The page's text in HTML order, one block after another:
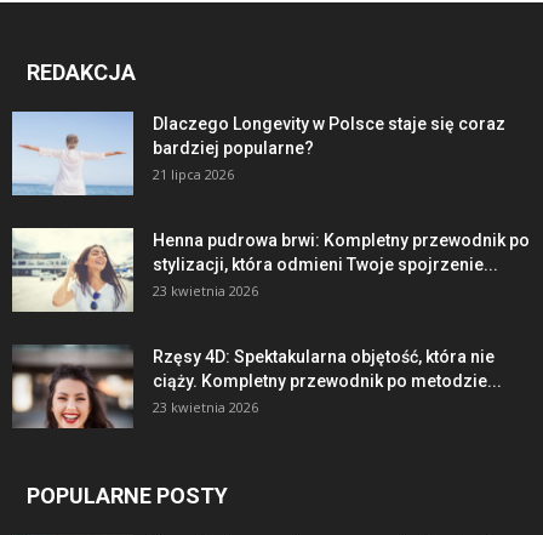
REDAKCJA
Dlaczego Longevity w Polsce staje się coraz
bardziej popularne?
21 lipca 2026
Henna pudrowa brwi: Kompletny przewodnik po
stylizacji, która odmieni Twoje spojrzenie...
23 kwietnia 2026
Rzęsy 4D: Spektakularna objętość, która nie
ciąży. Kompletny przewodnik po metodzie...
23 kwietnia 2026
POPULARNE POSTY